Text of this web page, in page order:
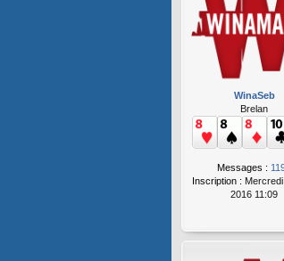
WinaSeb
Brelan
Messages :
Inscription :
2016 11:09